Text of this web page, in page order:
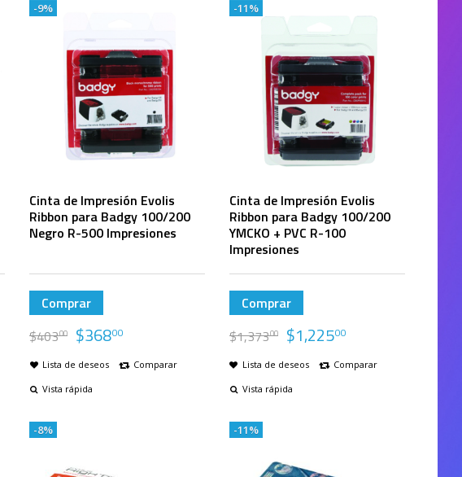
Cinta de Impresión Evolis
Ribbon para Badgy 100/200
Negro R-500 Impresiones
Comprar
$40300 $36800
Lista de deseos
Comparar
Vista rápida
-9%
Cinta de Impresión Evolis
Ribbon para Badgy 100/200
YMCKO + PVC R-100
Impresiones
Comprar
$1,37300 $1,22500
Lista de deseos
Comparar
Vista rápida
-11%
-8% -11%